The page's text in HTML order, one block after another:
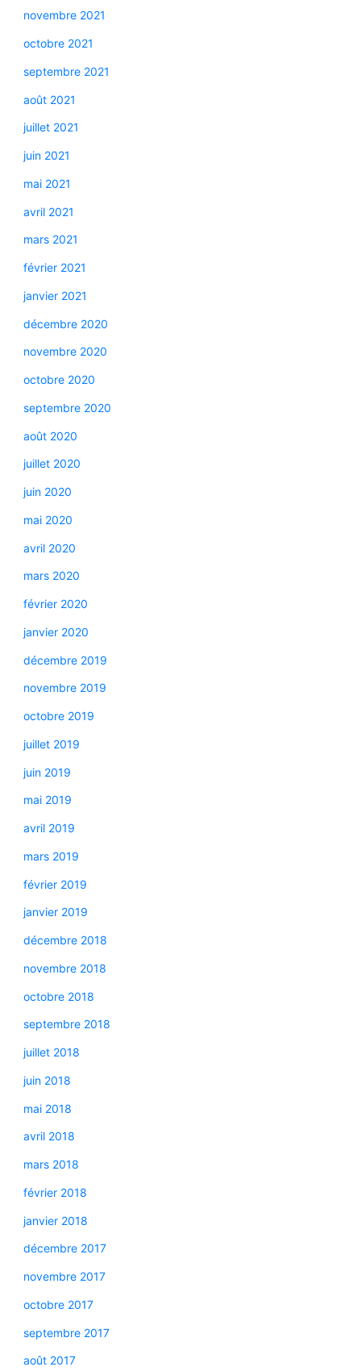
novembre 2021
octobre 2021
septembre 2021
août 2021
juillet 2021
juin 2021
mai 2021
avril 2021
mars 2021
février 2021
janvier 2021
décembre 2020
novembre 2020
octobre 2020
septembre 2020
août 2020
juillet 2020
juin 2020
mai 2020
avril 2020
mars 2020
février 2020
janvier 2020
décembre 2019
novembre 2019
octobre 2019
juillet 2019
juin 2019
mai 2019
avril 2019
mars 2019
février 2019
janvier 2019
décembre 2018
novembre 2018
octobre 2018
septembre 2018
juillet 2018
juin 2018
mai 2018
avril 2018
mars 2018
février 2018
janvier 2018
décembre 2017
novembre 2017
octobre 2017
septembre 2017
août 2017